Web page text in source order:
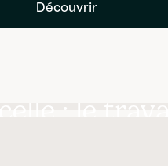
Découvrir
; le